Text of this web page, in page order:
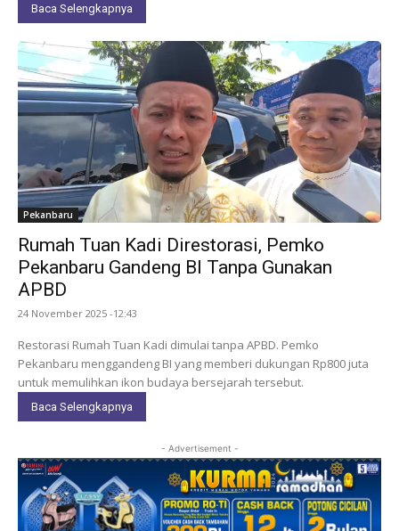
Baca Selengkapnya
Pekanbaru
Rumah Tuan Kadi Direstorasi, Pemko
Pekanbaru Gandeng BI Tanpa Gunakan
APBD
24 November 2025 -12:43
Restorasi Rumah Tuan Kadi dimulai tanpa APBD. Pemko
Pekanbaru menggandeng BI yang memberi dukungan Rp800 juta
untuk memulihkan ikon budaya bersejarah tersebut.
Baca Selengkapnya
- Advertisement -